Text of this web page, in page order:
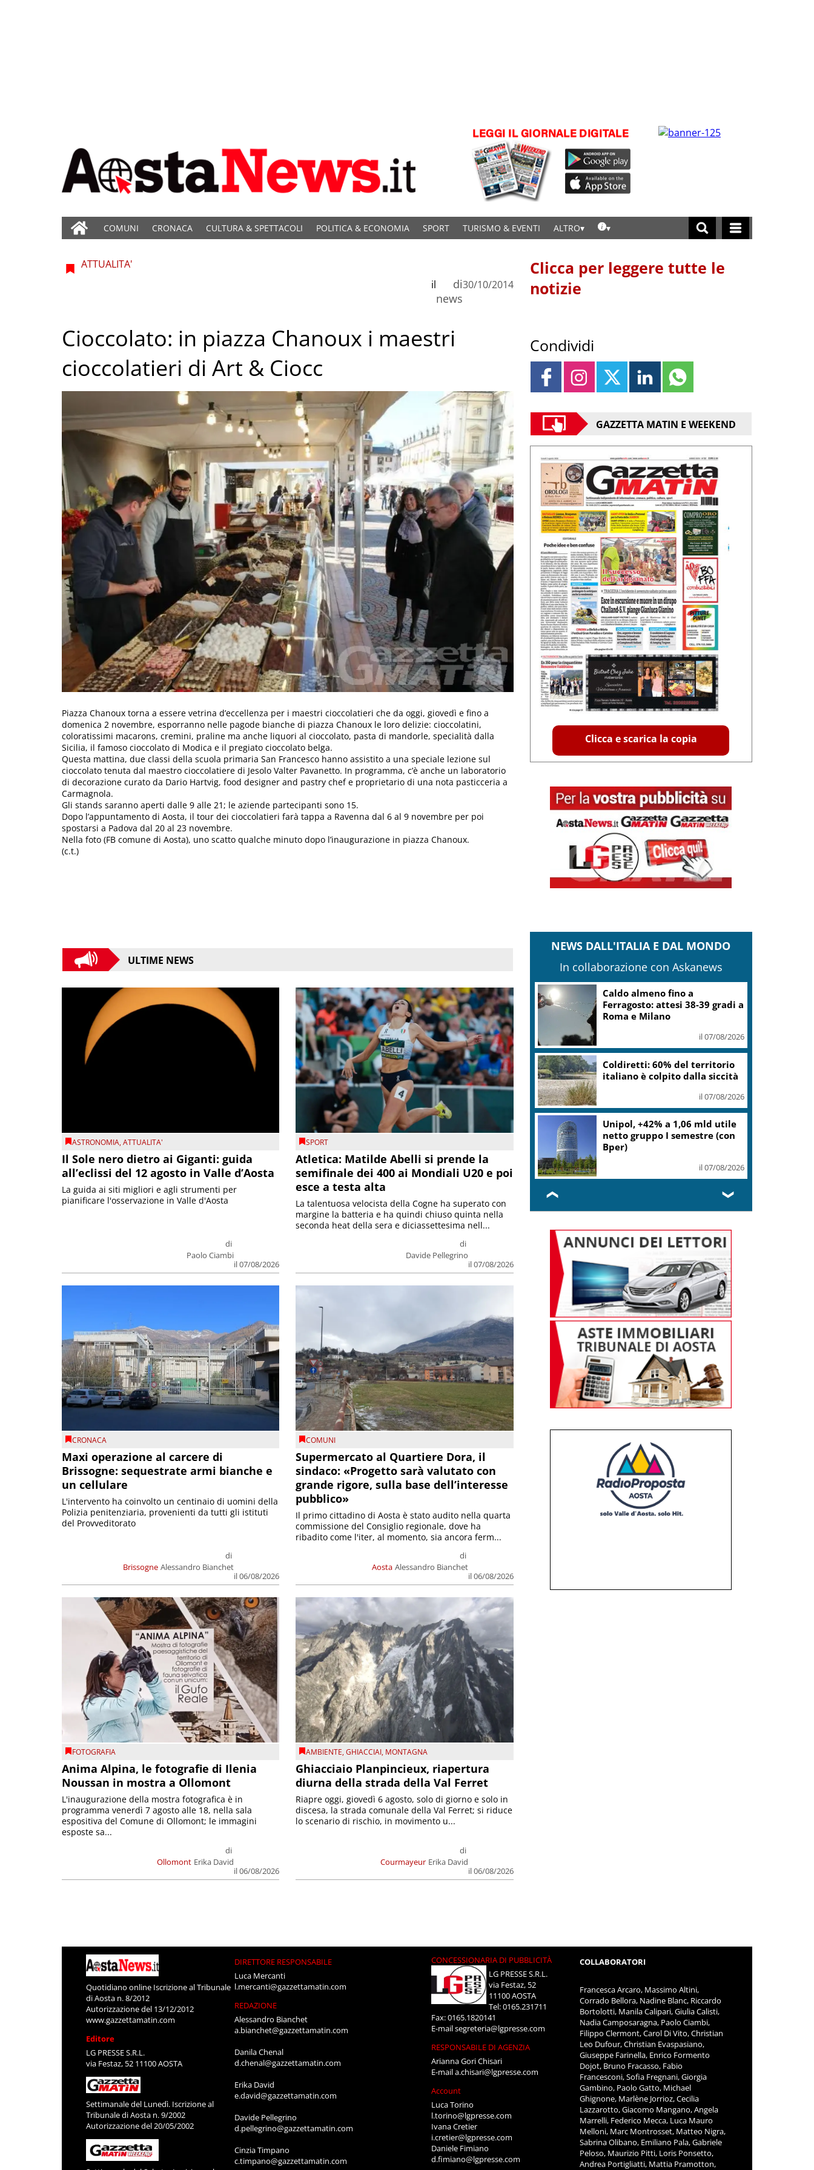
COMUNI CRONACA CULTURA & SPETTACOLI POLITICA & ECONOMIA SPORT TURISMO & EVENTI ALTRO
ATTUALITA'
di
news
il 30/10/2014
Cioccolato: in piazza Chanoux i maestri
cioccolatieri di Art & Ciocc
Piazza Chanoux torna a essere vetrina d’eccellenza per i maestri cioccolatieri che da oggi, giovedì e fino a
domenica 2 novembre, esporranno nelle pagode bianche di piazza Chanoux le loro delizie: cioccolatini,
coloratissimi macarons, cremini, praline ma anche liquori al cioccolato, pasta di mandorle, specialità dalla
Sicilia, il famoso cioccolato di Modica e il pregiato cioccolato belga.
Questa mattina, due classi della scuola primaria San Francesco hanno assistito a una speciale lezione sul
cioccolato tenuta dal maestro cioccolatiere di Jesolo Valter Pavanetto. In programma, c’è anche un laboratorio
di decorazione curato da Dario Hartvig, food designer and pastry chef e proprietario di una nota pasticceria a
Carmagnola.
Gli stands saranno aperti dalle 9 alle 21; le aziende partecipanti sono 15.
Dopo l’appuntamento di Aosta, il tour dei cioccolatieri farà tappa a Ravenna dal 6 al 9 novembre per poi
spostarsi a Padova dal 20 al 23 novembre.
Nella foto (FB comune di Aosta), uno scatto qualche minuto dopo l’inaugurazione in piazza Chanoux.
(c.t.)
ULTIME NEWS
ASTRONOMIA,ATTUALITA'
Il Sole nero dietro ai Giganti: guida
all’eclissi del 12 agosto in Valle d’Aosta
di
Paolo Ciambi
il 07/08/2026
La guida ai siti migliori e agli strumenti per
pianificare l'osservazione in Valle d'Aosta
SPORT
Atletica: Matilde Abelli si prende la
semifinale dei 400 ai Mondiali U20 e poi
esce a testa alta
di
Davide Pellegrino
il 07/08/2026
La talentuosa velocista della Cogne ha superato con
margine la batteria e ha quindi chiuso quinta nella
seconda heat della sera e diciassettesima nell...
CRONACA
Maxi operazione al carcere di
Brissogne: sequestrate armi bianche e
un cellulare
Brissogne
di
Alessandro Bianchet
il 06/08/2026
L'intervento ha coinvolto un centinaio di uomini della
Polizia penitenziaria, provenienti da tutti gli istituti
del Provveditorato
COMUNI
Supermercato al Quartiere Dora, il
sindaco: «Progetto sarà valutato con
grande rigore, sulla base dell’interesse
pubblico»
Aosta
di
Alessandro Bianchet
il 06/08/2026
Il primo cittadino di Aosta è stato audito nella quarta
commissione del Consiglio regionale, dove ha
ribadito come l'iter, al momento, sia ancora ferm...
FOTOGRAFIA
Anima Alpina, le fotografie di Ilenia
Noussan in mostra a Ollomont
Ollomont
di
Erika David
il 06/08/2026
L'inaugurazione della mostra fotografica è in
programma venerdì 7 agosto alle 18, nella sala
espositiva del Comune di Ollomont; le immagini
esposte sa...
AMBIENTE,GHIACCIAI, MONTAGNA
Ghiacciaio Planpincieux, riapertura
diurna della strada della Val Ferret
Courmayeur
di
Erika David
il 06/08/2026
Riapre oggi, giovedì 6 agosto, solo di giorno e solo in
discesa, la strada comunale della Val Ferret; si riduce
lo scenario di rischio, in movimento u...
Clicca per leggere tutte le
notizie
Condividi
GAZZETTA MATIN E WEEKEND
Clicca e scarica la copia
NEWS DALL'ITALIA E DAL MONDO
In collaborazione con Askanews
Caldo almeno fino a
Ferragosto: attesi 38-39 gradi a
Roma e Milano
il 07/08/2026
Coldiretti: 60% del territorio
italiano è colpito dalla siccità
il 07/08/2026
Unipol, +42% a 1,06 mld utile
netto gruppo I semestre (con
Bper)
il 07/08/2026
❮ ❯
Quotidiano online Iscrizione al Tribunale
di Aosta n. 8/2012
Autorizzazione del 13/12/2012
www.gazzettamatin.com
Editore
LG PRESSE S.R.L.
via Festaz, 52 11100 AOSTA
Settimanale del Lunedì. Iscrizione al
Tribunale di Aosta n. 9/2002
Autorizzazione del 20/05/2002
DIRETTORE RESPONSABILE
Luca Mercanti
l.mercanti@gazzettamatin.com
REDAZIONE
Alessandro Bianchet
a.bianchet@gazzettamatin.com
Danila Chenal
d.chenal@gazzettamatin.com
Erika David
e.david@gazzettamatin.com
Davide Pellegrino
d.pellegrino@gazzettamatin.com
Cinzia Timpano
c.timpano@gazzettamatin.com
CONCESSIONARIA DI PUBBLICITÀ
LG PRESSE S.R.L.
via Festaz, 52
11100 AOSTA
Tel: 0165.231711
Fax: 0165.1820141
E-mailsegreteria@lgpresse.com
RESPONSABILE DI AGENZIA
Arianna Gori Chisari
E-maila.chisari@lgpresse.com
Account
Luca Torino
l.torino@lgpresse.com
Ivana Cretier
i.cretier@lgpresse.com
Daniele Fimiano
d.fimiano@lgpresse.com
COLLABORATORI
Francesca Arcaro, Massimo Altini,
Corrado Bellora, Nadine Blanc, Riccardo
Bortolotti, Manila Calipari, Giulia Calisti,
Nadia Camposaragna, Paolo Ciambi,
Filippo Clermont, Carol Di Vito, Christian
Leo Dufour, Christian Evaspasiano,
Giuseppe Farinella, Enrico Formento
Dojot, Bruno Fracasso, Fabio
Francesconi, Sofia Fregnani, Giorgia
Gambino, Paolo Gatto, Michael
Ghignone, Marlène Jorrioz, Cecilia
Lazzarotto, Giacomo Mangano, Angela
Marrelli, Federico Mecca, Luca Mauro
Melloni, Marc Montrosset, Matteo Nigra,
Sabrina Olibano, Emiliano Pala, Gabriele
Peloso, Maurizio Pitti, Loris Ponsetto,
Andrea Portigliatti, Mattia Pramotton,